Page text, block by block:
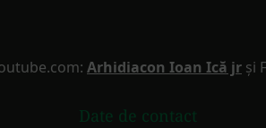
Arhidiacon Ioan Ică jr și
Date de contact